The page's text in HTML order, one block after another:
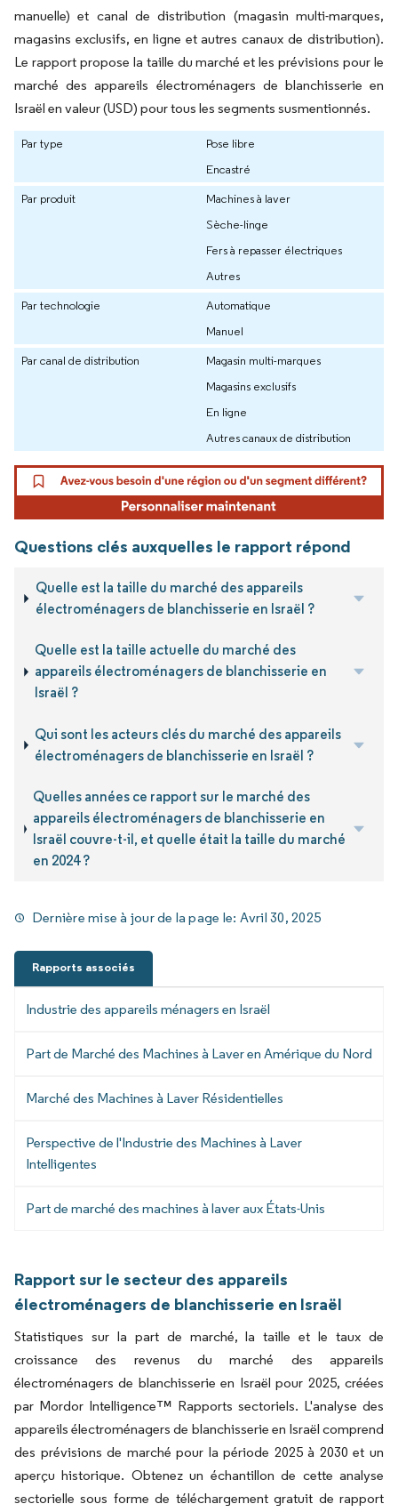
manuelle) et canal de distribution (magasin multi-marques,
magasins exclusifs, en ligne et autres canaux de distribution).
Le rapport propose la taille du marché et les prévisions pour le
marché des appareils électroménagers de blanchisserie en
Israël en valeur (USD) pour tous les segments susmentionnés.
Par type
Pose libre
Encastré
Par produit
Machines à laver
Sèche-linge
Fers à repasser électriques
Autres
Par technologie
Automatique
Manuel
Par canal de distribution
Magasin multi-marques
Magasins exclusifs
En ligne
Autres canaux de distribution
Questions clés auxquelles le rapport répond
Quelle est la taille du marché des appareils
électroménagers de blanchisserie en Israël ?
Quelle est la taille actuelle du marché des
appareils électroménagers de blanchisserie en
Israël ?
Qui sont les acteurs clés du marché des appareils
électroménagers de blanchisserie en Israël ?
Quelles années ce rapport sur le marché des
appareils électroménagers de blanchisserie en
Israël couvre-t-il, et quelle était la taille du marché
en 2024 ?
Dernière mise à jour de la page le: Avril 30, 2025
Rapports associés
Industrie des appareils ménagers en Israël
Part de Marché des Machines à Laver en Amérique du Nord
Marché des Machines à Laver Résidentielles
Perspective de l'Industrie des Machines à Laver
Intelligentes
Part de marché des machines à laver aux États-Unis
Rapport sur le secteur des appareils
électroménagers de blanchisserie en Israël
Statistiques sur la part de marché, la taille et le taux de
croissance des revenus du marché des appareils
électroménagers de blanchisserie en Israël pour 2025, créées
par Mordor Intelligence™ Rapports sectoriels. L'analyse des
appareils électroménagers de blanchisserie en Israël comprend
des prévisions de marché pour la période 2025 à 2030 et un
aperçu historique. Obtenez un échantillon de cette analyse
sectorielle sous forme de téléchargement gratuit de rapport